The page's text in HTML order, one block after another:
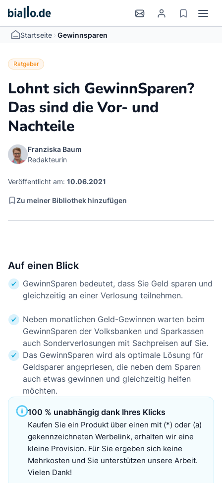
Startseite > Gewinnsparen
Ratgeber
Lohnt sich GewinnSparen?
Das sind die Vor- und
Nachteile
Franziska Baum
Redakteurin
Veröffentlicht am: 10.06.2021
Zu meiner Bibliothek hinzufügen
Auf einen Blick
GewinnSparen bedeutet, dass Sie Geld sparen und
gleichzeitig an einer Verlosung teilnehmen.
Neben monatlichen Geld-Gewinnen warten beim
GewinnSparen der Volksbanken und Sparkassen
auch Sonderverlosungen mit Sachpreisen auf Sie.
Das GewinnSparen wird als optimale Lösung für
Geldsparer angepriesen, die neben dem Sparen
auch etwas gewinnen und gleichzeitig helfen
möchten.
100 % unabhängig dank Ihres Klicks
Kaufen Sie ein Produkt über einen mit (*) oder (a)
gekennzeichneten Werbelink, erhalten wir eine
kleine Provision. Für Sie ergeben sich keine
Mehrkosten und Sie unterstützen unsere Arbeit.
Vielen Dank!